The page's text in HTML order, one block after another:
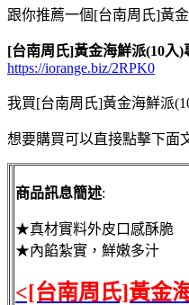
跟你推薦一個[台南周氏]黃
[台南周氏]黃金海鮮派(10入
https://iorange.biz/2RPK0
我買[台南周氏]黃金海鮮派
想要購買可以直接點擊下面
商品訊息簡述:
★真材實料外皮口感酥脆
★內餡紮實，鮮嫩多汁
<[台南周氏]黃金